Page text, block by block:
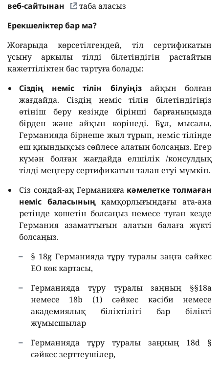
веб-сайтынан
таба аласыз
Ерекшеліктер бар ма?
Жоғарыда көрсетілгендей, тіл сертификатын
ұсыну арқылы тілді білетіндігін растайтын
қажеттіліктен бас тартуға болады:
Сіздің неміс тілін білуіңіз айқын болған
жағдайда. Сіздің неміс тілін білетіндігіңіз
өтініш беру кезінде бірінші барғаныңызда
бірден және айқын көрінеді. Бұл, мысалы,
Германияда бірнеше жыл тұрып, неміс тілінде
еш қиындықсыз сөйлесе алатын болсаңыз. Егер
күмән болған жағдайда елшілік /консулдық
тілді меңгеру сертификатын талап етуі мүмкін.
Сіз сондай-ақ Германияға кәмелетке толмаған
неміс баласыныңқамқорлығындағы ата-ана
ретінде көшетін болсаңыз немесе туған кезде
Германия азаматтығын алатын балаға жүкті
болсаңыз.
§ 18g Германияда тұру туралы заңға сәйкес
ЕО көк картасы,
Германияда тұру туралы заңның §§18a
немесе 18b (1) сәйкес кәсіби немесе
академиялық біліктілігі бар білікті
жұмысшылар
Германияда тұру туралы заңның 18d §
сәйкес зерттеушілер,